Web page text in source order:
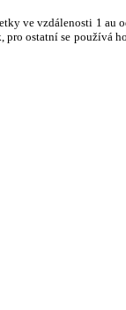
ve vzdálenosti 1 au
pro ostatní se používá